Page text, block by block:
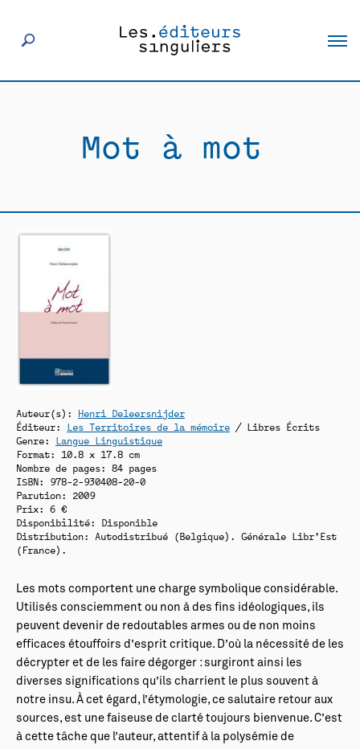
Actualités
Rencontres
Mot à mot
Auteur(s): Henri Deleersnijder
Éditeur: Les Territoires de la mémoire / Libres Écrits
Genre: Langue Linguistique
Format: 10.8 x 17.8 cm
Nombre de pages: 84 pages
ISBN: 978-2-930408-20-0
Parution: 2009
Prix: 6 €
Disponibilité:
Disponible
Distribution: Autodistribué (Belgique). Générale Libr’Est
(France).
Les mots comportent une charge symbolique considérable.
Utilisés consciemment ou non à des fins idéologiques, ils
peuvent devenir de redoutables armes ou de non moins
efficaces étouffoirs d’esprit critique. D’où la nécessité de les
décrypter et de les faire dégorger : surgiront ainsi les
diverses significations qu’ils charrient le plus souvent à
notre insu. À cet égard, l’étymologie, ce salutaire retour aux
sources, est une faiseuse de clarté toujours bienvenue. C’est
à cette tâche que l’auteur, attentif à la polysémie de